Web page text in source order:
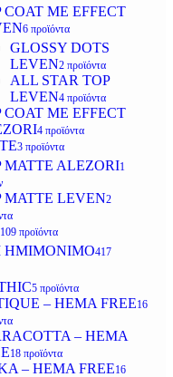
COAT ME EFFECT
6 προϊόντα
GLOSSY DOTS
LEVEN2 προϊόντα
ALL STAR TOP
LEVEN4 προϊόντα
COAT ME EFFECT
4 προϊόντα
3 προϊόντα
MATTE ALEZORI1
MATTE LEVEN2
προϊόντα
ΗΜΙΜΟΝΙΜΟ417
5 προϊόντα
– HEMA FREE16
– HEMA
18 προϊόντα
– HEMA FREE16